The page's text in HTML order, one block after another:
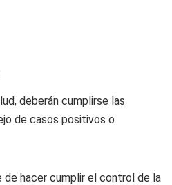
deberán cumplirse las
de casos positivos o
de hacer cumplir el control de la